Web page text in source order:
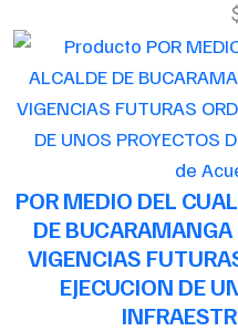
de
POR MEDIO DEL
DE
VIGENCIAS
EJECUCION DE